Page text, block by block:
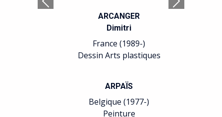
ARCANGER
Dimitri
France (1989-)
Dessin Arts plastiques
ARPAÏS
Belgique (1977-)
Peinture
Précédent Suivant